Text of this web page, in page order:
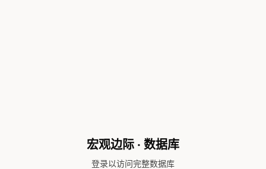
宏观边际 · 数据库
登录以访问完整数据库